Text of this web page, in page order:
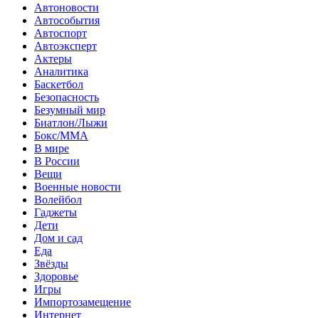
Автоновости
Автособытия
Автоспорт
Автоэксперт
Актеры
Аналитика
Баскетбол
Безопасность
Безумный мир
Биатлон/Лыжи
Бокс/MMA
В мире
В России
Вещи
Военные новости
Волейбол
Гаджеты
Дети
Дом и сад
Еда
Звёзды
Здоровье
Игры
Импортозамещение
Интернет